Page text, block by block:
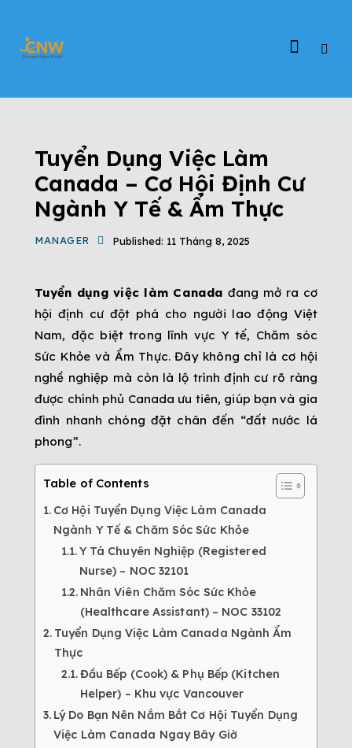
Tuyển Dụng Việc Làm
Canada – Cơ Hội Định Cư
Ngành Y Tế & Ẩm Thực
MANAGER Published: 11 Tháng 8, 2025
Tuyển dụng việc làm Canada đang mở ra cơ
hội định cư đột phá cho người lao động Việt
Nam, đặc biệt trong lĩnh vực Y tế, Chăm sóc
Sức Khỏe và Ẩm Thực. Đây không chỉ là cơ hội
nghề nghiệp mà còn là lộ trình định cư rõ ràng
được chính phủ Canada ưu tiên, giúp bạn và gia
đình nhanh chóng đặt chân đến “đất nước lá
phong”.
Table of Contents
Cơ Hội Tuyển Dụng Việc Làm Canada
Ngành Y Tế & Chăm Sóc Sức Khỏe
Y Tá Chuyên Nghiệp (Registered
Nurse) – NOC 32101
Nhân Viên Chăm Sóc Sức Khỏe
(Healthcare Assistant) – NOC 33102
Tuyển Dụng Việc Làm Canada Ngành Ẩm
Thực
Đầu Bếp (Cook) & Phụ Bếp (Kitchen
Helper) – Khu vực Vancouver
Lý Do Bạn Nên Nắm Bắt Cơ Hội Tuyển Dụng
Việc Làm Canada Ngay Bây Giờ